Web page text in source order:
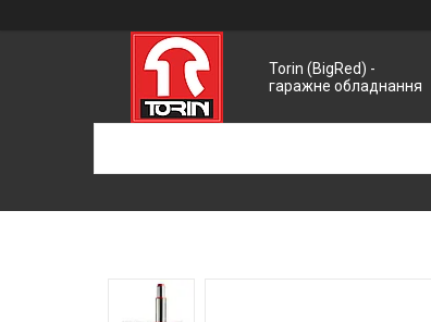
Torin (BigRed) -
гаражне обладнання